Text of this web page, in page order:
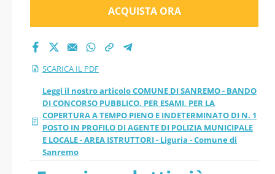
N. 1 POSTO IN
PROFILO DI AGENTE
DI POLIZIA
MUNICIPALE E
LOCALE - AREA
DI AGENTE DI POLIZIA
MUNICIPALE E LOCALE -
AREA ISTRUTTORI - Liguria
- Comune di Sanremo -
PDF
ACQUISTA ORA
SCARICA IL PDF
Leggi il nostro articolo COMUNE DI SANREMO - BANDO
DI CONCORSO PUBBLICO, PER ESAMI, PER LA
COPERTURA A TEMPO PIENO E INDETERMINATO DI N. 1
POSTO IN PROFILO DI AGENTE DI POLIZIA MUNICIPALE
E LOCALE - AREA ISTRUTTORI - Liguria - Comune di
Sanremo